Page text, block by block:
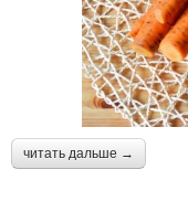
читать дальше →